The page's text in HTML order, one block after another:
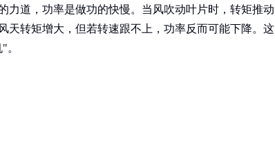
道，功率是做功的快慢。当风吹动叶片时，转矩推动
天转矩增大，但若转速跟不上，功率反而可能下降。这